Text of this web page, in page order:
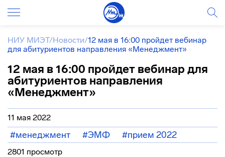
НИУ МИЭТ/Новости/12 мая в 16:00 пройдет вебинар
для абитуриентов направления «Менеджмент»
12 мая в 16:00 пройдет вебинар для
абитуриентов направления
«Менеджмент»
11 мая 2022
#менеджмент #ЭМФ #прием 2022
2801 просмотр